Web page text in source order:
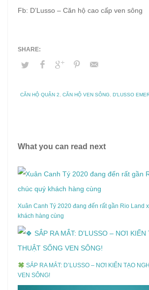
Fb: D’Lusso – Căn hộ cao cấp ven sông
CĂN HỘ QUẬN 2, CĂN HỘ VEN SÔNG, D'LUSSO
What you can read next
Xuân Canh Tý 2020 đang đến rất gần Rio Land
khách hàng cùng
SẮP RA MẮT: D’LUSSO – NƠI KIẾN TẠO
VEN SÔNG!